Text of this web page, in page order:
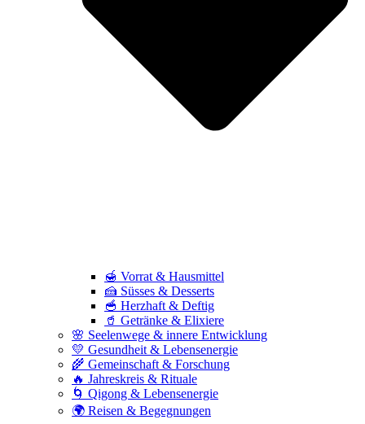
🍯 Vorrat & Hausmittel
🍰 Süsses & Desserts
🥣 Herzhaft & Deftig
🥤 Getränke & Elixiere
🌸 Seelenwege & innere Entwicklung
💛 Gesundheit & Lebensenergie
🌾 Gemeinschaft & Forschung
🔥 Jahreskreis & Rituale
🌀 Qigong & Lebensenergie
🌍 Reisen & Begegnungen